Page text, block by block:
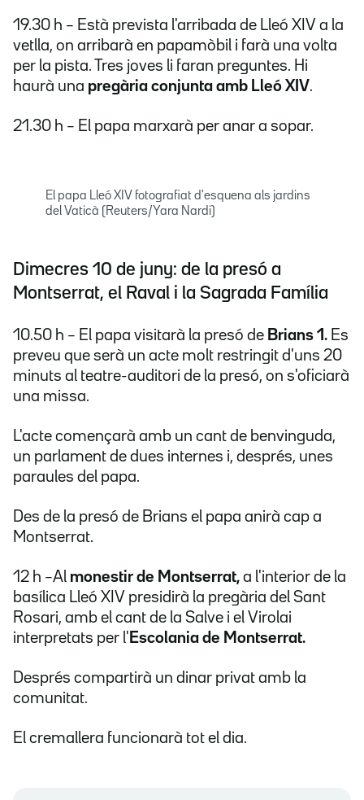
19.30 h – Està prevista l'arribada de Lleó XIV a la
vetlla, on arribarà en papamòbil i farà una volta
per la pista. Tres joves li faran preguntes. Hi
haurà una pregària conjunta amb Lleó XIV.
21.30 h – El papa marxarà per anar a sopar.
El papa Lleó XIV fotografiat d'esquena als jardins
del Vaticà (Reuters/Yara Nardi)
Dimecres 10 de juny: de la presó a
Montserrat, el Raval i la Sagrada Família
10.50 h – El papa visitarà la presó de Brians 1. Es
preveu que serà un acte molt restringit d'uns 20
minuts al teatre-auditori de la presó, on s'oficiarà
una missa.
L'acte començarà amb un cant de benvinguda,
un parlament de dues internes i, després, unes
paraules del papa.
Des de la presó de Brians el papa anirà cap a
Montserrat.
12 h –Al monestir de Montserrat, a l'interior de la
basílica Lleó XIV presidirà la pregària del Sant
Rosari, amb el cant de la Salve i el Virolai
interpretats per l' Escolania de Montserrat.
Després compartirà un dinar privat amb la
comunitat.
El cremallera funcionarà tot el dia.